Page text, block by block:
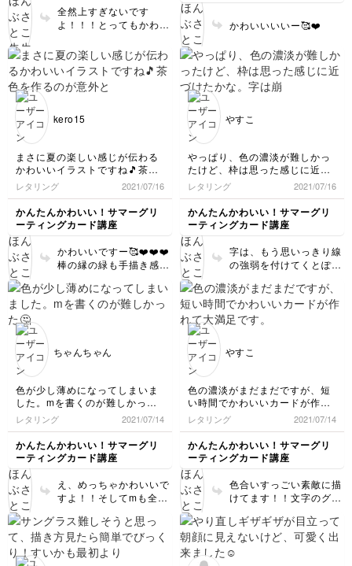
全然上すぎないです
よ！！！とってもかわい
かわいいいいー🥰❤️
kero15
まさに夏の楽しい感じが伝わる
かわいいイラストですね🎵茶色
を作るのが意外と難しくてなぜ
か乾くと緑の線が出てきてしま
いました💦
レタリング 2021/07/16
かんたんかわいい！サマーグリ
ーティングカード講座
かわいいですー🥰❤️❤️❤️
棒の縁の緑も手描き感が
やすこ
やっぱり、色の濃淡が難しかっ
たけど、枠は思った感じに近づ
けたかな。
字は崩せきれず、かわいさが出
せませんでした。
レタリング 2021/07/16
かんたんかわいい！サマーグリ
ーティングカード講座
字は、もう思いっきり線
の強弱を付けてくとぽて
す！！！
ちゃんちゃん
色が少し薄めになってしまいま
した。mを書くのが難しかった
🤔レタリング 2021/07/14
かんたんかわいい！サマーグリ
ーティングカード講座
え、めっちゃかわいいで
すよ！！そしてmも全然
やすこ
色の濃淡がまだまだですが、短
い時間でかわいいカードが作れ
て大満足です。
レタリング 2021/07/14
かんたんかわいい！サマーグリ
ーティングカード講座
色合いすっごい素敵に描
けてます！！文字のグラ
可愛い😍